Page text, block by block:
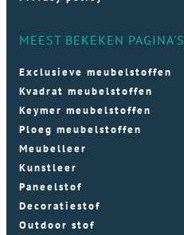
MEEST BEKEKEN PAGINA'S
Exclusieve meubelstoffen
Kvadrat meubelstoffen
Keymer meubelstoffen
Ploeg meubelstoffen
Meubelleer
Kunstleer
Paneelstof
Decoratiestof
Outdoor stof